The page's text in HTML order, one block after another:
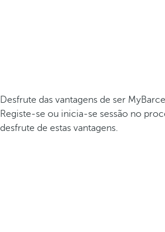
Desfrute das vantagens de ser
Registe-se ou inicia-se sessão no
desfrute de estas vantagens.